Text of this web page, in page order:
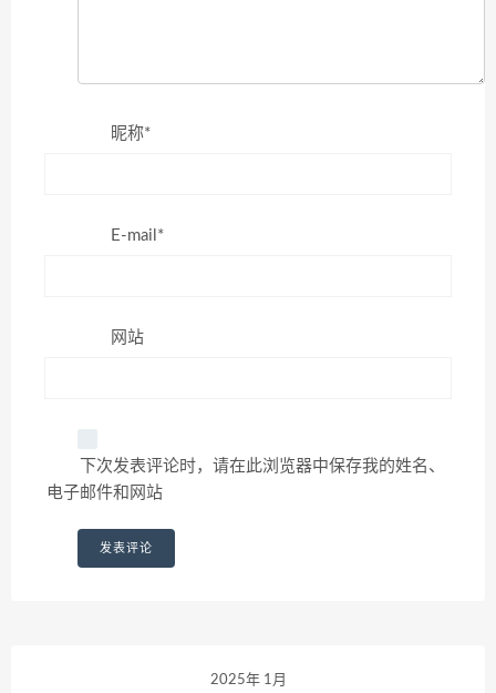
昵称*
E-mail*
网站
下次发表评论时，请在此浏览器中保存我的姓名、
电子邮件和网站
2025年 1月